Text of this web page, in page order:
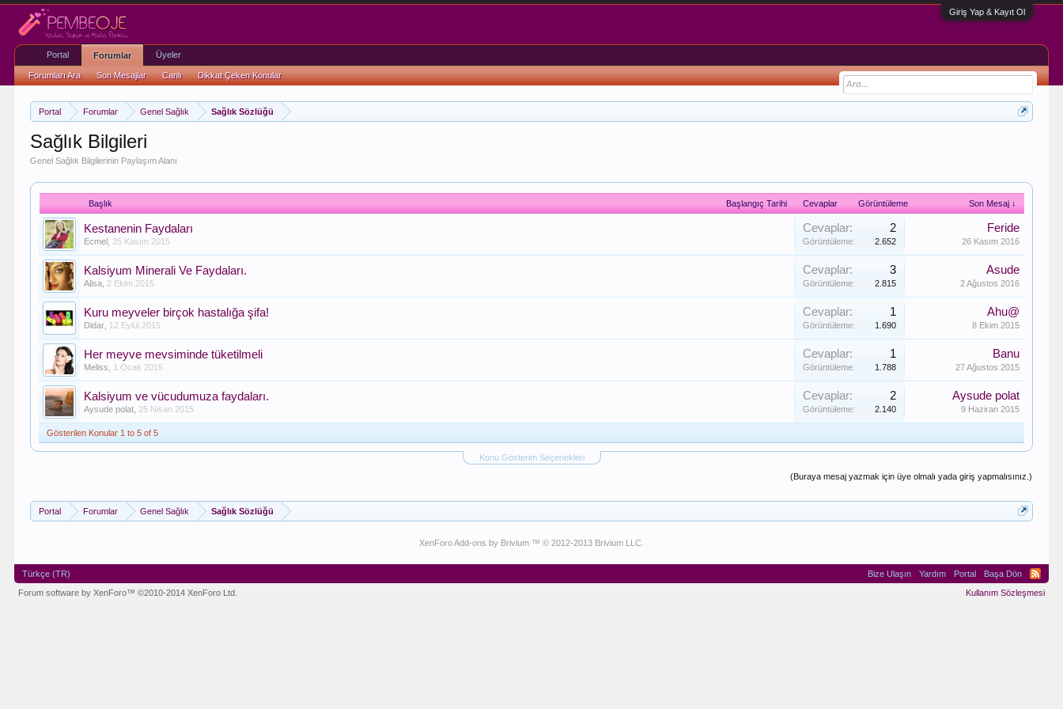
Giriş Yap & Kayıt Ol
Portal Forumlar Genel Sağlık Sağlık Sözlüğü
Sağlık Bilgileri
Genel Sağlık Bilgilerinin Paylaşım Alanı
Başlık Başlangıç Tarihi Cevaplar Görüntüleme Son Mesaj ↓
Kestanenin Faydaları
Ecmel 25 Kasım 2015
Cevaplar: 2
Görüntüleme: 2.652
Feride
26 Kasım 2016
Kalsiyum Minerali Ve Faydaları.
Alisa 2 Ekim 2015
Cevaplar: 3
Görüntüleme: 2.815
Asude
2 Ağustos 2016
Kuru meyveler birçok hastalığa şifa!
Didar 12 Eylül 2015
Cevaplar: 1
Görüntüleme: 1.690
Ahu@
8 Ekim 2015
Her meyve mevsiminde tüketilmeli
Meliss 1 Ocak 2015
Cevaplar: 1
Görüntüleme: 1.788
Banu
27 Ağustos 2015
Kalsiyum ve vücudumuza faydaları.
Aysude polat 25 Nisan 2015
Cevaplar: 2
Görüntüleme: 2.140
Aysude polat
9 Haziran 2015
Gösterilen Konular 1 to 5 of 5
Konu Gösterim Seçenekleri
(Buraya mesaj yazmak için üye olmalı yada giriş yapmalısınız.)
Portal Forumlar Genel Sağlık Sağlık Sözlüğü
XenForo Add-ons by Brivium ™ © 2012-2013 Brivium LLC.
Portal Forumlar
Forumları Ara Son Mesajlar Canlı Dikkat Çeken Konular
Üyeler
Türkçe (TR) Bize Ulaşın Yardım Portal
Başa Dön
Kullanım Sözleşmesi
Forum software by XenForo™©2010-2014 XenForo Ltd.